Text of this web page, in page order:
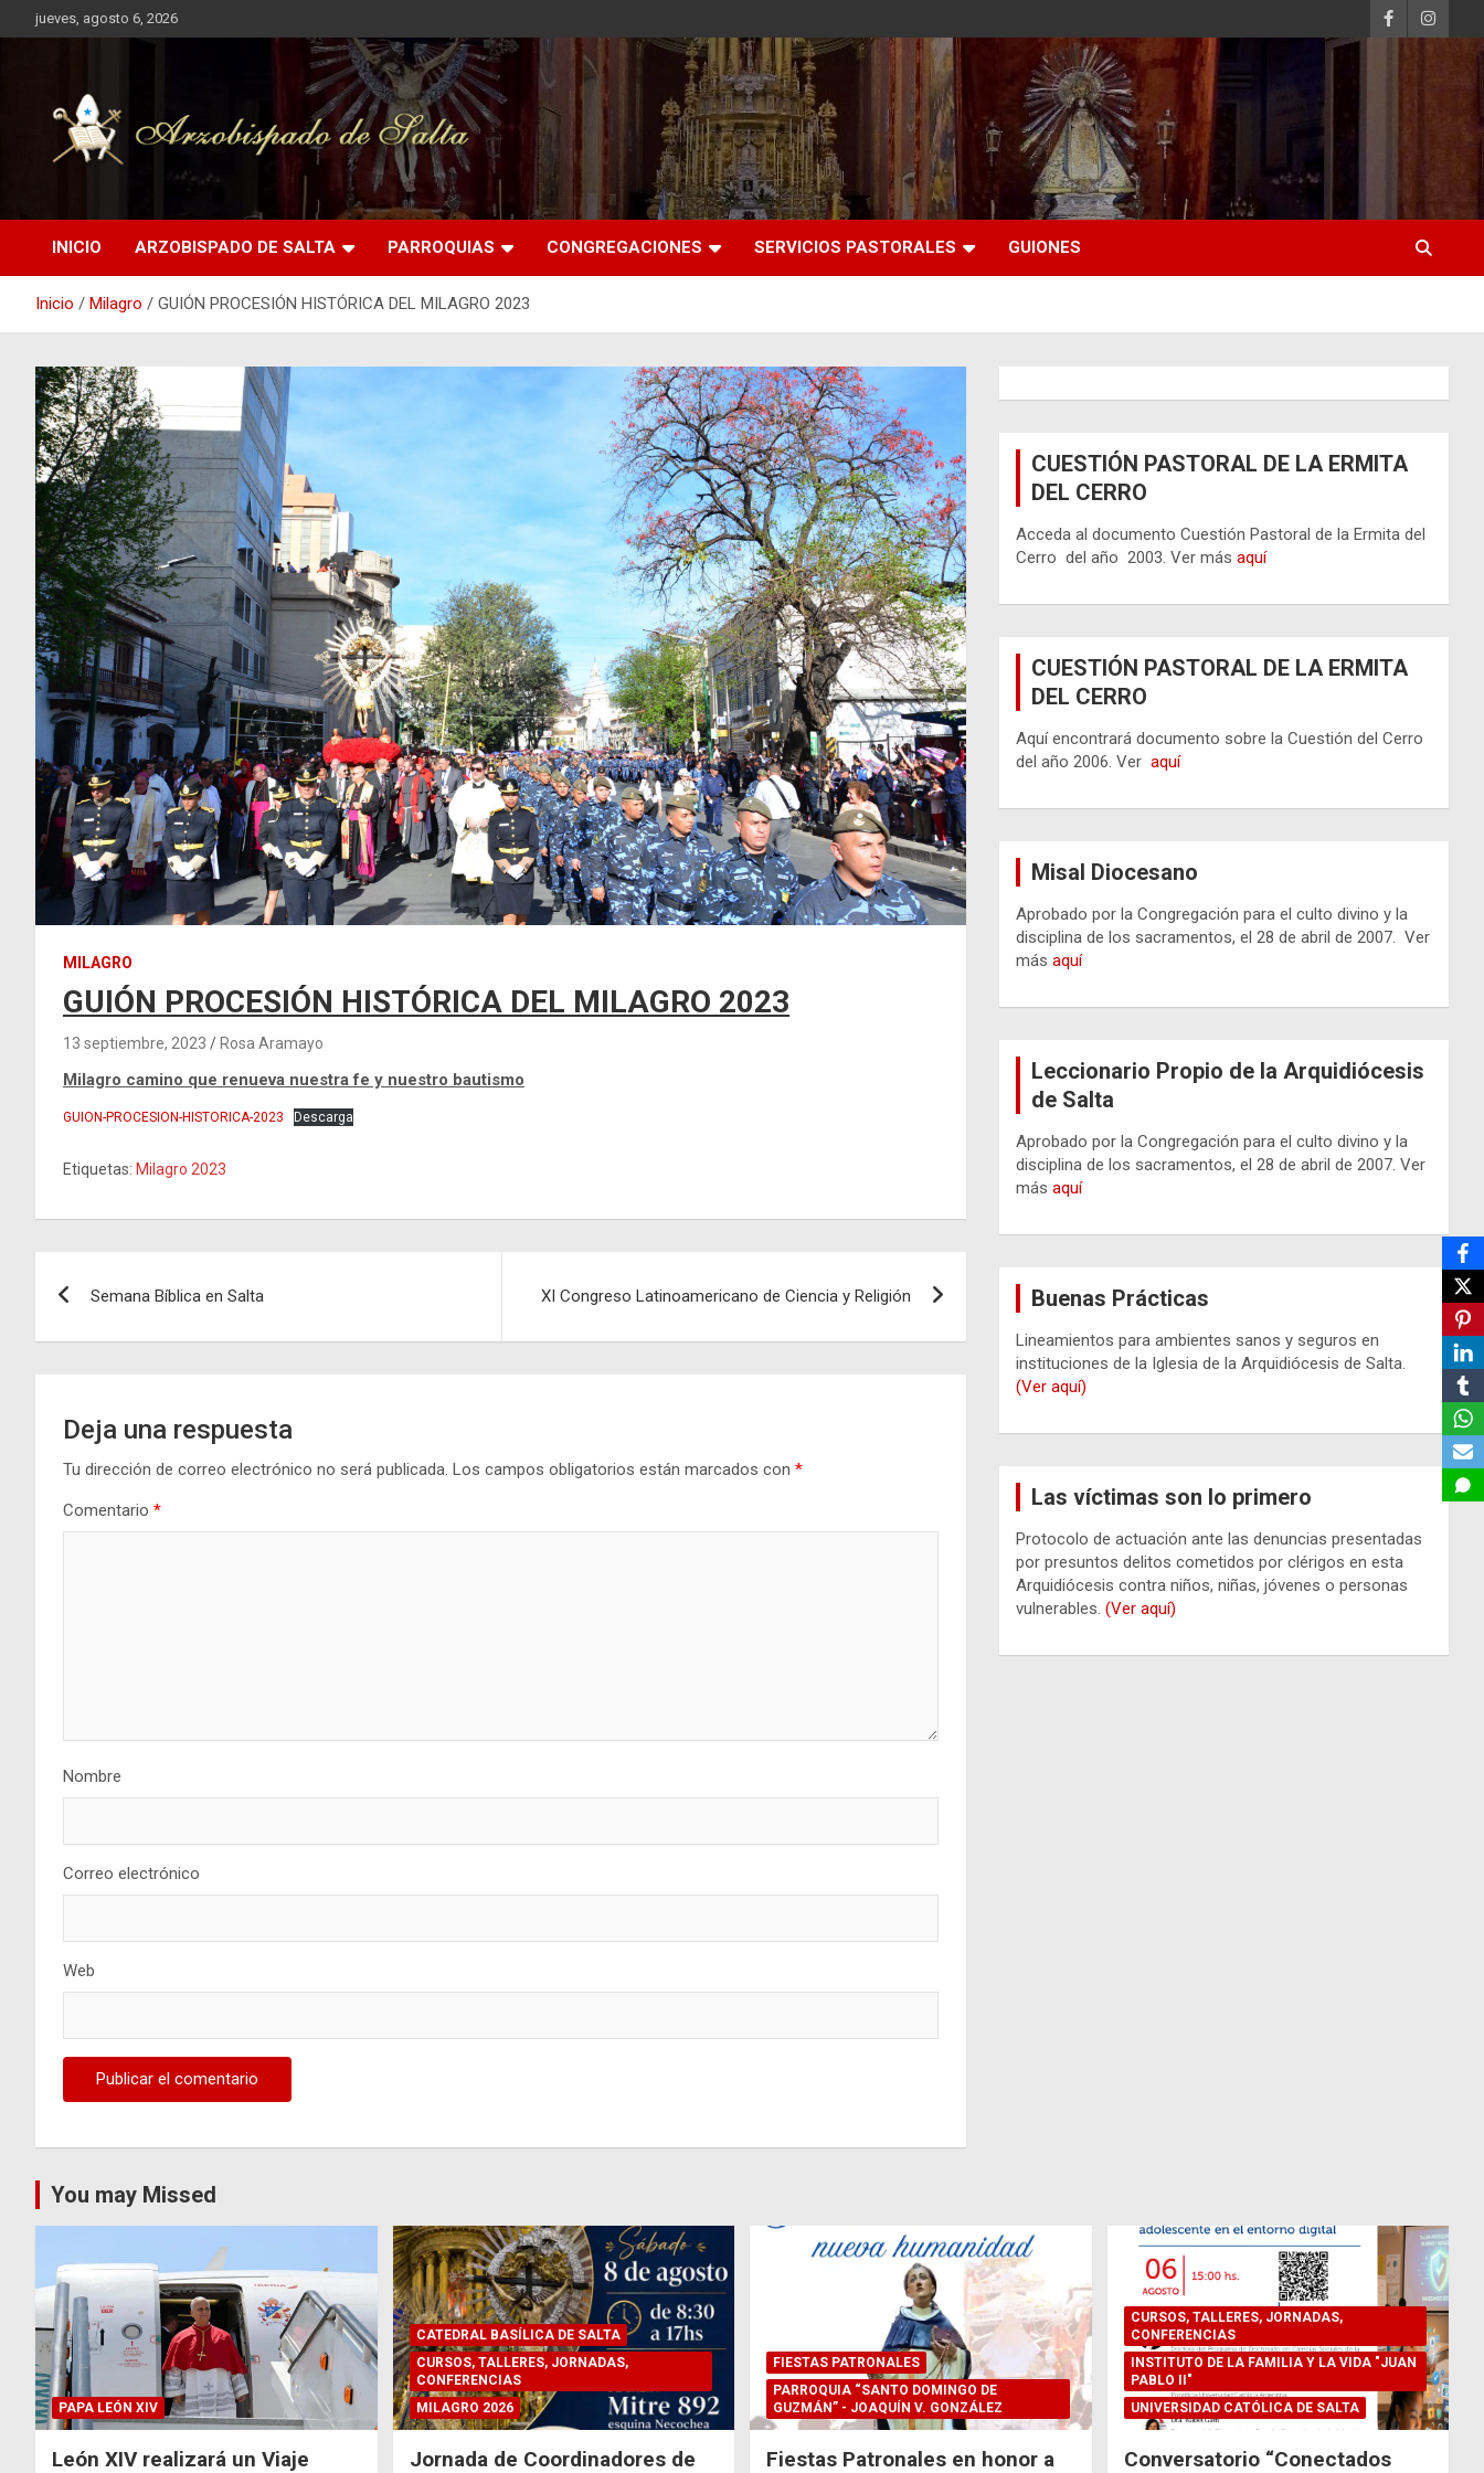
Saltar
al
jueves, agosto 6, 2026
INICIO ARZOBISPADO DE SALTA PARROQUIAS CONGREGACIONES SERVICIOS PASTORALES GUIONES
Inicio Milagro GUIÓN PROCESIÓN HISTÓRICA DEL MILAGRO 2023
MILAGRO
GUIÓN PROCESIÓN HISTÓRICA DEL MILAGRO 2023
13 septiembre, 2023 Rosa Aramayo
Milagro camino que renueva nuestra fe y nuestro bautismo
GUION-PROCESION-HISTORICA-2023 Descarga
Etiquetas: Milagro 2023
Semana Bíblica en Salta XI Congreso Latinoamericano de Ciencia y Religión
Deja una respuesta
Tu dirección de correo electrónico no será publicada. Los campos obligatorios están marcados con *
Comentario *
Nombre
Correo electrónico
Web
CUESTIÓN PASTORAL DE LA ERMITA
DEL CERRO
Acceda al documento Cuestión Pastoral de la Ermita del
Cerro del año 2003. Ver másaquí
CUESTIÓN PASTORAL DE LA ERMITA
DEL CERRO
Aquí encontrará documento sobre la Cuestión del Cerro
del año 2006. Veraquí
Misal Diocesano
Aprobado por la Congregación para el culto divino y la
disciplina de los sacramentos, el 28 de abril de 2007. Ver
másaquí
Leccionario Propio de la Arquidiócesis
de Salta
Aprobado por la Congregación para el culto divino y la
disciplina de los sacramentos, el 28 de abril de 2007. Ver
másaquí
Buenas Prácticas
Lineamientos para ambientes sanos y seguros en
instituciones de la Iglesia de la Arquidiócesis de Salta.
(Ver aquí)
Las víctimas son lo primero
Protocolo de actuación ante las denuncias presentadas
por presuntos delitos cometidos por clérigos en esta
Arquidiócesis contra niños, niñas, jóvenes o personas
vulnerables.(Ver aquí)
You may Missed
PAPA LEÓN XIV
León XIV realizará un Viaje
CATEDRAL BASÍLICA DE SALTA
CURSOS, TALLERES, JORNADAS,
CONFERENCIAS
MILAGRO 2026
Jornada de Coordinadores de
FIESTAS PATRONALES
PARROQUIA “SANTO DOMINGO DE
GUZMÁN” - JOAQUÍN V. GONZÁLEZ
Fiestas Patronales en honor a
CURSOS, TALLERES, JORNADAS,
CONFERENCIAS
INSTITUTO DE LA FAMILIA Y LA VIDA "JUAN
PABLO II"
UNIVERSIDAD CATÓLICA DE SALTA
Conversatorio “Conectados